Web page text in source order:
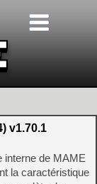
v1.70.1
interne de MAME
la caractéristique